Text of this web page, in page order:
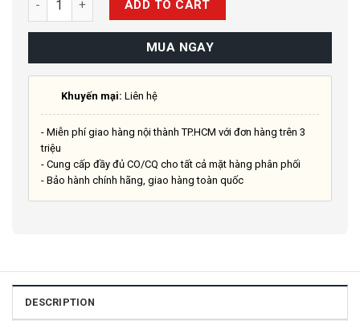
ADD TO CART
MUA NGAY
Khuyến mại: Liên hệ
- Miễn phí giao hàng nội thành TP.HCM với đơn hàng trên 3
triệu
- Cung cấp đầy đủ CO/CQ cho tất cả mặt hàng phân phối
- Bảo hành chính hãng, giao hàng toàn quốc
DESCRIPTION